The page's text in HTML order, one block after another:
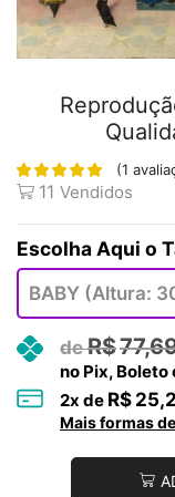
(1
11 Vendidos
R$
no Pix, Boleto
2x de R$
Mais formas